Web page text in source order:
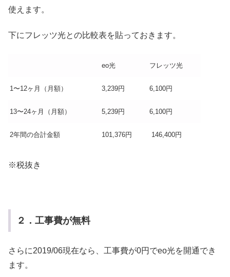
使えます。
下にフレッツ光との比較表を貼っておきます。
eo光 フレッツ光
1〜12ヶ月（月額） 3,239円 6,100円
13〜24ヶ月（月額） 5,239円 6,100円
2年間の合計金額 101,376円 146,400円
※税抜き
２．工事費が無料
さらに2019/06現在なら、工事費が0円でeo光を開通でき
ます。